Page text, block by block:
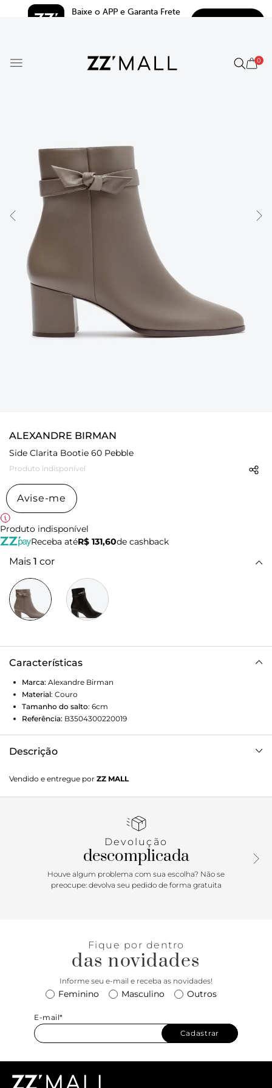
Baixe o APP e Garanta Frete
0
ALEXANDRE BIRMAN
Side Clarita Bootie 60 Pebble
Produto indisponível
Avise-me
Produto indisponível
Receba atéR$ 131,60de cashback
Mais 1 cor
Características
Marca: Alexandre Birman
Material: Couro
Tamanho do salto: 6cm
Referência: B3504300220019
Descrição
bloco 60mm.
Vendido e entregue por ZZ MALL
Devolução
descomplicada
Houve algum problema com sua escolha? Não se
preocupe: devolva seu pedido de forma gratuita
Fique por dentro
das novidades
Informe seu e-mail e receba as novidades!
Feminino Masculino Outros
E-mail*
Cadastrar